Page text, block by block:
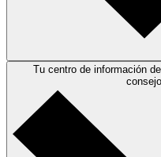
Tu centro de información